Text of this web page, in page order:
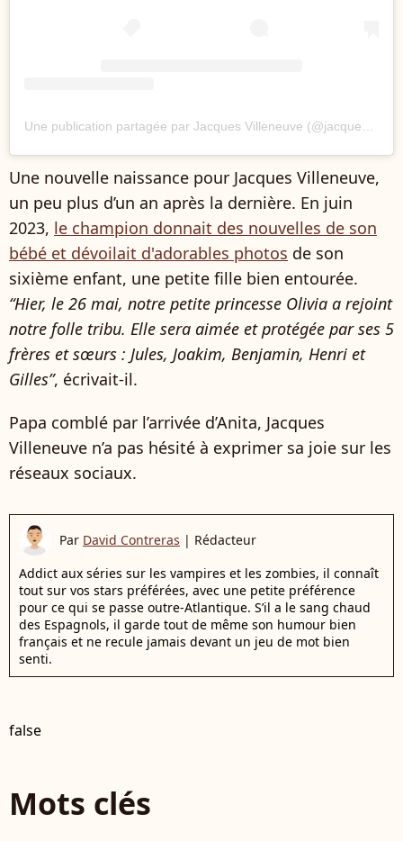
Une nouvelle naissance pour Jacques Villeneuve,
un peu plus d’un an après la dernière. En juin
2023, le champion donnait des nouvelles de son
bébé et dévoilait d'adorables photos de son
sixième enfant, une petite fille bien entourée.
“Hier, le 26 mai, notre petite princesse Olivia a rejoint
notre folle tribu. Elle sera aimée et protégée par ses 5
frères et sœurs : Jules, Joakim, Benjamin, Henri et
Gilles”, écrivait-il.
Papa comblé par l’arrivée d’Anita, Jacques
Villeneuve n’a pas hésité à exprimer sa joie sur les
réseaux sociaux.
Par David Contreras | Rédacteur
Addict aux séries sur les vampires et les zombies, il connaît
tout sur vos stars préférées, avec une petite préférence
pour ce qui se passe outre-Atlantique. S’il a le sang chaud
des Espagnols, il garde tout de même son humour bien
français et ne recule jamais devant un jeu de mot bien
senti.
false
Mots clés